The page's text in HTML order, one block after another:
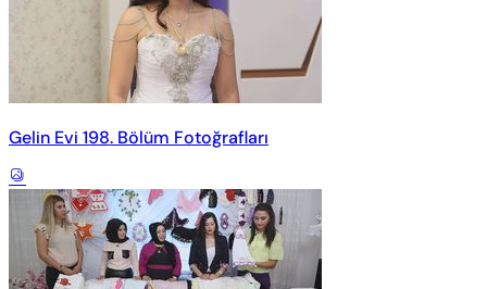
Gelin Evi 198. Bölüm Fotoğrafları